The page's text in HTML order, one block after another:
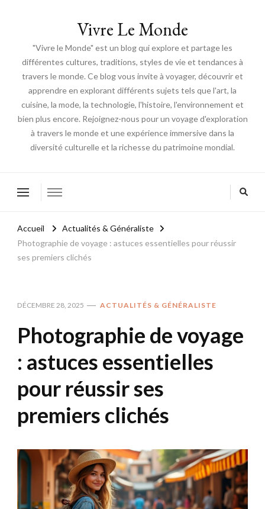
Vivre Le Monde
"Vivre le Monde" est un blog qui explore et partage les
différentes cultures, traditions, styles de vie et tendances à
travers le monde. Ce blog vous invite à voyager, découvrir et
apprendre en explorant différents sujets tels que l'art, la
cuisine, la mode, la technologie, l'histoire, l'environnement et
bien plus encore. Rejoignez-nous pour un voyage d'exploration
à travers le monde et une expérience immersive dans la
diversité culturelle et la richesse du patrimoine mondial.
Accueil
Actualités & Généraliste
Photographie de voyage : astuces essentielles pour réussir
ses premiers clichés
DÉCEMBRE 28, 2025 ACTUALITÉS & GÉNÉRALISTE
Photographie de voyage
: astuces essentielles
pour réussir ses
premiers clichés